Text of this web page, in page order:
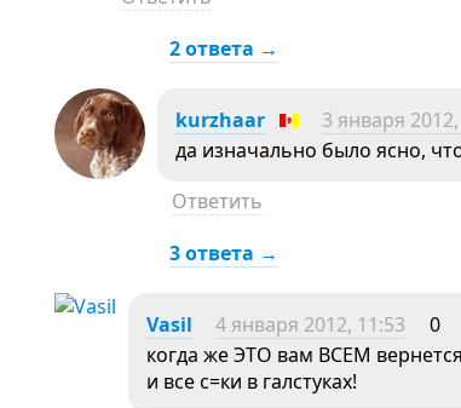
2 ответа →
kurzhaar 3 января
да изначально было ясно,
Ответить
3 ответа →
Vasil 4 января 2012, 11:53
0
когда же ЭТО вам ВСЕМ
и все с=ки в галстуках!